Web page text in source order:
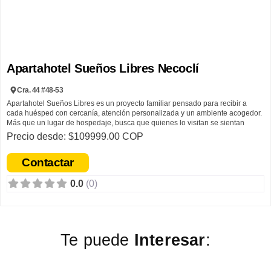
Apartahotel Sueños Libres Necoclí
Cra. 44 #48-53
Apartahotel Sueños Libres es un proyecto familiar pensado para recibir a
cada huésped con cercanía, atención personalizada y un ambiente acogedor.
Más que un lugar de hospedaje, busca que quienes lo visitan se sientan
tranquilos, bien atendidos y como en casa durante su estadía en Necoclí.
Este alojamiento nació en respuesta a la necesidad hotelera del municipio y,
gracias al esfuerzo constante, ha ido creciendo tanto en infraestructura como
en la preparación de las personas que hacen parte de este servicio.
Su propósito es brindar una experiencia donde cada huésped se sienta parte
de la familia y disfrute una estadía tranquila y acogedora.
Precio desde: $109999.00 COP
Contactar
0.0 (0)
Te puede Interesar: